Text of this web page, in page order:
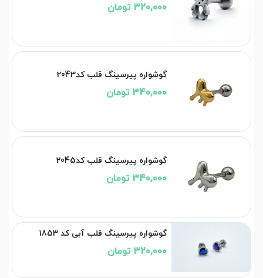
320,000 تومان
گوشواره پیرسینگ قلب کد2043
340,000 تومان
گوشواره پیرسینگ قلب کد2045
340,000 تومان
گوشواره پیرسینگ قلب آبی کد 1853
320,000 تومان